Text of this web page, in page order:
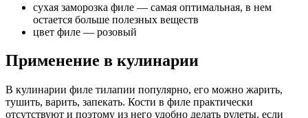
сухая заморозка филе — самая оптимальная, в нем
остается больше полезных веществ
цвет филе — розовый
Применение в кулинарии
В кулинарии филе тилапии популярно, его можно жарить,
тушить, варить, запекать. Кости в филе практически
отсутствуют и поэтому из него удобно делать рулеты, если